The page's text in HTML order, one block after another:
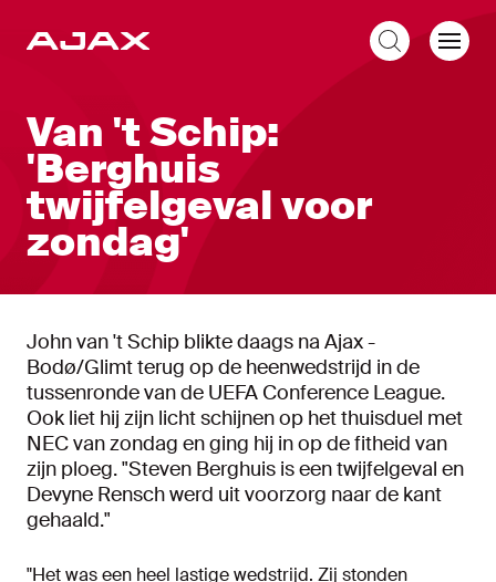
Van 't Schip:
'Berghuis
twijfelgeval voor
zondag'
John van 't Schip blikte daags na Ajax -
Bodø/Glimt terug op de heenwedstrijd in de
tussenronde van de UEFA Conference League.
Ook liet hij zijn licht schijnen op het thuisduel met
NEC van zondag en ging hij in op de fitheid van
zijn ploeg. "Steven Berghuis is een twijfelgeval en
Devyne Rensch werd uit voorzorg naar de kant
gehaald."
"Het was een heel lastige wedstrijd. Zij stonden